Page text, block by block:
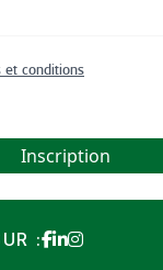
et conditions
: